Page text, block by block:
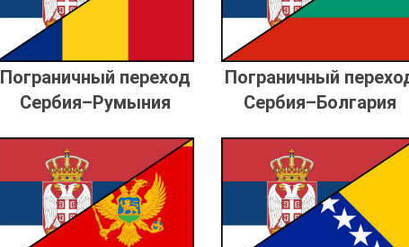
Пограничный переход
Сербия–Румыния
Пограничный
Сербия–Болгария